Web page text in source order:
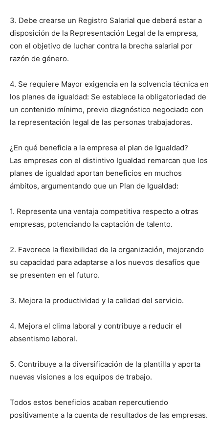
3. Debe crearse un Registro Salarial que deberá estar a
disposición de la Representación Legal de la empresa,
con el objetivo de luchar contra la brecha salarial por
razón de género.
4. Se requiere Mayor exigencia en la solvencia técnica en
los planes de igualdad: Se establece la obligatoriedad de
un contenido mínimo, previo diagnóstico negociado con
la representación legal de las personas trabajadoras.
¿En qué beneficia a la empresa el plan de Igualdad?
Las empresas con el distintivo Igualdad remarcan que los
planes de igualdad aportan beneficios en muchos
ámbitos, argumentando que un Plan de Igualdad:
1. Representa una ventaja competitiva respecto a otras
empresas, potenciando la captación de talento.
2. Favorece la flexibilidad de la organización, mejorando
su capacidad para adaptarse a los nuevos desafíos que
se presenten en el futuro.
3. Mejora la productividad y la calidad del servicio.
4. Mejora el clima laboral y contribuye a reducir el
absentismo laboral.
5. Contribuye a la diversificación de la plantilla y aporta
nuevas visiones a los equipos de trabajo.
Todos estos beneficios acaban repercutiendo
positivamente a la cuenta de resultados de las empresas.